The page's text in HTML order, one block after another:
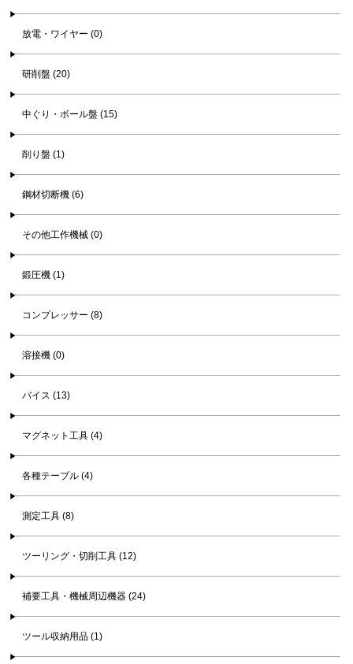
放電・ワイヤー (0)
研削盤 (20)
中ぐり・ボール盤 (15)
削り盤 (1)
鋼材切断機 (6)
その他工作機械 (0)
鍛圧機 (1)
コンプレッサー (8)
溶接機 (0)
バイス (13)
マグネット工具 (4)
各種テーブル (4)
測定工具 (8)
ツーリング・切削工具 (12)
補要工具・機械周辺機器 (24)
ツール収納用品 (1)